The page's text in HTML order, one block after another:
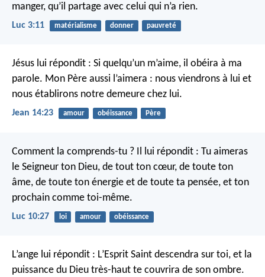
manger, qu’il partage avec celui qui n’a rien.
Luc 3:11 matérialisme donner pauvreté
Jésus lui répondit : Si quelqu’un m’aime, il obéira à ma
parole. Mon Père aussi l’aimera : nous viendrons à lui et
nous établirons notre demeure chez lui.
Jean 14:23 amour obéissance Père
Comment la comprends-tu ? Il lui répondit : Tu aimeras
le Seigneur ton Dieu, de tout ton cœur, de toute ton
âme, de toute ton énergie et de toute ta pensée, et ton
prochain comme toi-même.
Luc 10:27 loi amour obéissance
L’ange lui répondit : L’Esprit Saint descendra sur toi, et la
puissance du Dieu très-haut te couvrira de son ombre.